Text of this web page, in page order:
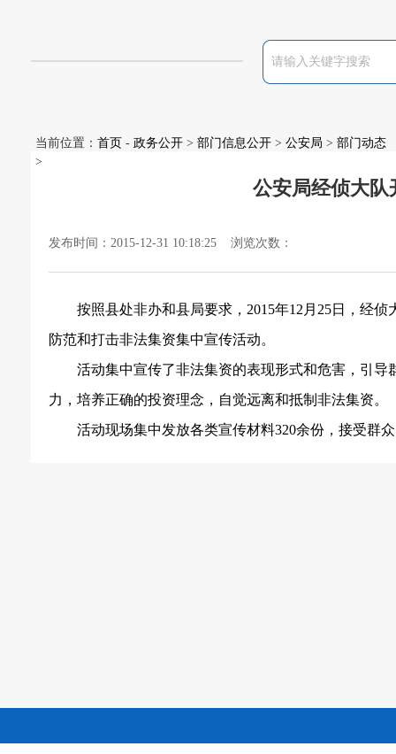
当前位置： 首页 - 政务公开 > 部门信息公开 > 公安局 > 部门动态
>
公安局经侦大队
发布时间：2015-12-31 10:18:25 浏览次数：
按照县处非办和县局要求， 2015年12 月 25日，经侦
防范和打击非法集资集中宣传活动。
活动集中宣传了非法集资的表现形式和危害，引
力，培养正确的投资理念，自觉远离和抵制非法集资。
活动现场集中发放各类宣传材料320余份，接受群